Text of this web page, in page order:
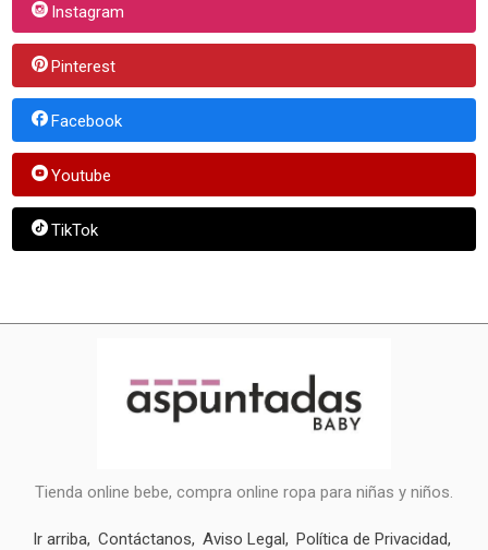
Instagram
Pinterest
Facebook
Youtube
TikTok
Tienda online bebe, compra online ropa para niñas y niños.
Ir arriba Contáctanos Aviso Legal
Política de Privacidad